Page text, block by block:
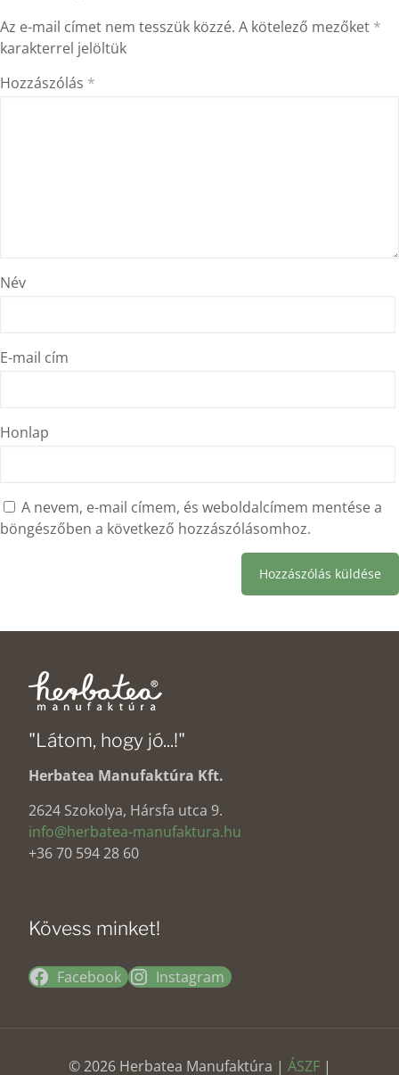
Az e-mail címet nem tesszük közzé. A kötelező mezőket *
karakterrel jelöltük
Hozzászólás *
Név
E-mail cím
Honlap
A nevem, e-mail címem, és weboldalcímem mentése a
böngészőben a következő hozzászólásomhoz.
"Látom, hogy jó...!"
Herbatea Manufaktúra Kft.
2624 Szokolya, Hársfa utca 9.
info@herbatea-manufaktura.hu
+36 70 594 28 60
Kövess minket!
Facebook Instagram
© 2026 Herbatea Manufaktúra | ÁSZF|